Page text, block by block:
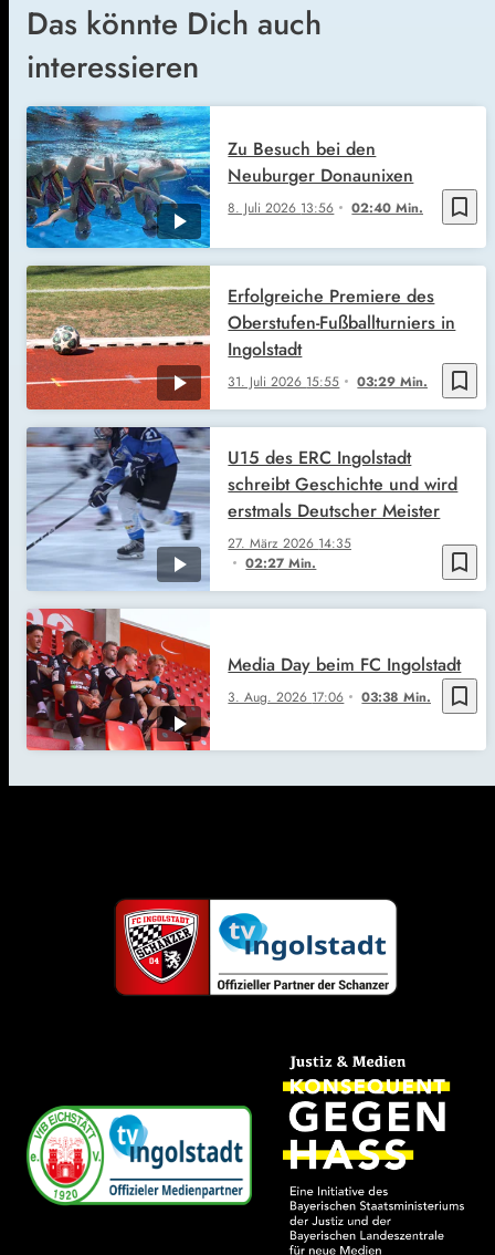
Das könnte Dich auch
interessieren
bookmark_border
8. Juli 2026 13:56 02:40 Min.
Zu Besuch bei den
Neuburger Donaunixen
bookmark_border
31. Juli 2026 15:55 03:29 Min.
Erfolgreiche Premiere des
Oberstufen-Fußballturniers in
Ingolstadt
bookmark_border
27. März 2026 14:35
02:27 Min.
U15 des ERC Ingolstadt
schreibt Geschichte und wird
erstmals Deutscher Meister
bookmark_border
3. Aug. 2026 17:06 03:38 Min.
Media Day beim FC Ingolstadt